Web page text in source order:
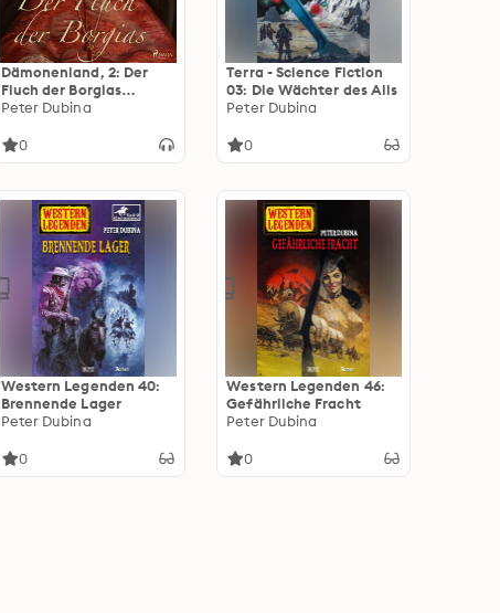
Dämonenland, 2: Der
Fluch der Borgias
(Ungekürzt)
Peter Dubina
0
Terra - Science Fiction
03: Die Wächter des Alls
Peter Dubina
0
Western Legenden 40:
Brennende Lager
Peter Dubina
0
Western Legenden 46:
Gefährliche Fracht
Peter Dubina
0